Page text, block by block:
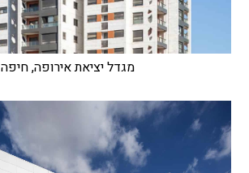
מגדל יציאת אירופה, חיפה